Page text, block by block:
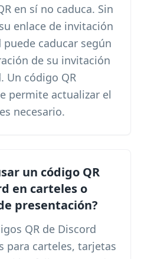
en sí no caduca. Sin
enlace de invitación
puede caducar según
de su invitación
Un código QR
permite actualizar el
necesario.
un código QR
en carteles o
presentación?
QR de Discord
para carteles, tarjetas